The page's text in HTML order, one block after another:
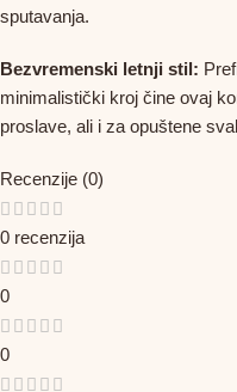
sputavanja.
Bezvremenski letnji stil:
minimalistički kroj čine ovaj
proslave, ali i za opuštene
Recenzije (0)
0 recenzija
0
0